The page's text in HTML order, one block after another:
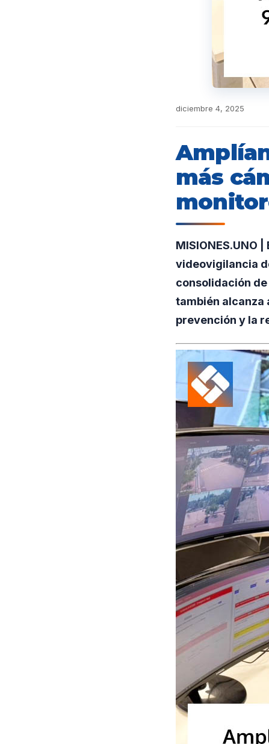
diciembre 4, 2025
más
MISIONES.UNO
videovigilancia
consolidación
también alcanza
prevención y la